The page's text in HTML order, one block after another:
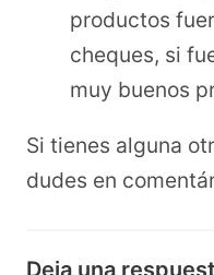
productos
cheques, si
muy buenos
Si tienes alguna
dudes en
Deja una